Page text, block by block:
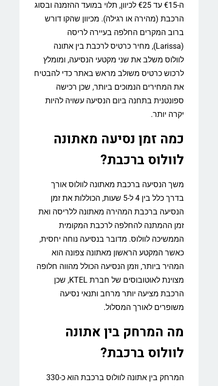
ה-€15 עד €25 לכיוון, תלוי במועד ההזמנה ובסוג
הרכבת (מהירה או רגילה). מכיוון שהקו דורש
ברוב המקרים החלפה בעיירה לריסה
(Larissa), מחיר כרטיס לרכבת בין אתונה
לוולוס משלב את שני מקטעי הנסיעה, ומומלץ
לרכוש כרטיס משולב מראש באתר כדי להבטיח
את המחירים הנמוכים ביותר, שכן רכישה
ספונטנית בתחנה ביום הנסיעה עשויה להיות
יקרה יותר.
כמה זמן נסיעה מאתונה
לוולוס ברכבת?
משך הנסיעה ברכבת מאתונה לוולוס אורך
בדרך כלל בין 4 ל-5 שעות, הכוללות את זמן
הנסיעה ברכבת המהירה מאתונה ללריסה ואת
זמן ההמתנה להחלפה לרכבת המקומית
הממשיכה לוולוס. מדובר בנסיעה נוחה יחסית,
כאשר המקטע הראשון מאתונה צפונה הוא
המהיר ביותר, וזמן הנסיעה הכולל מהווה חלופה
מצוינת לאוטובוסים של חברת KTEL, שכן
הרכבת מציעה יותר מרחב ותנאי נסיעה
משופרים לאורך המסלול.
מה המרחק בין אתונה
לוולוס ברכבת?
המרחק בין אתונה לוולוס ברכבת הוא כ-330